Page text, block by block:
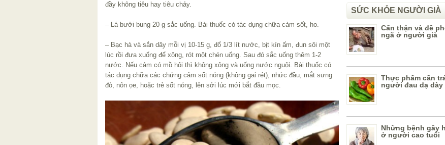
đầy không tiêu hay tiêu chảy.
– Lá bưởi bung 20 g sắc uống. Bài thuốc có tác dụng chữa cảm sốt, ho.
– Bạc hà và sắn dây mỗi vị 10-15 g, đổ 1/3 lít nước, bịt kín ấm, đun sôi một
lúc rồi đưa xuống để xông, rót một chén uống. Sau đó sắc uống thêm 1-2
nước. Nếu cảm có mồ hôi thì không xông và uống nước nguội. Bài thuốc có
tác dụng chữa các chứng cảm sốt nóng (không gai rét), nhức đầu, mắt sưng
đỏ, nôn ọe, hoặc trẻ sốt nóng, lên sởi lúc mới bắt đầu mọc.
SỨC KHỎE NGƯỜI GIÀ
Cẩn thận và đề
ngã ở người già
Thực phẩm cần
người đau dạ dày
Những bệnh gây
ở người cao tuổi